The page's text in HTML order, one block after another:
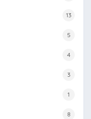
13
5
4
3
1
8